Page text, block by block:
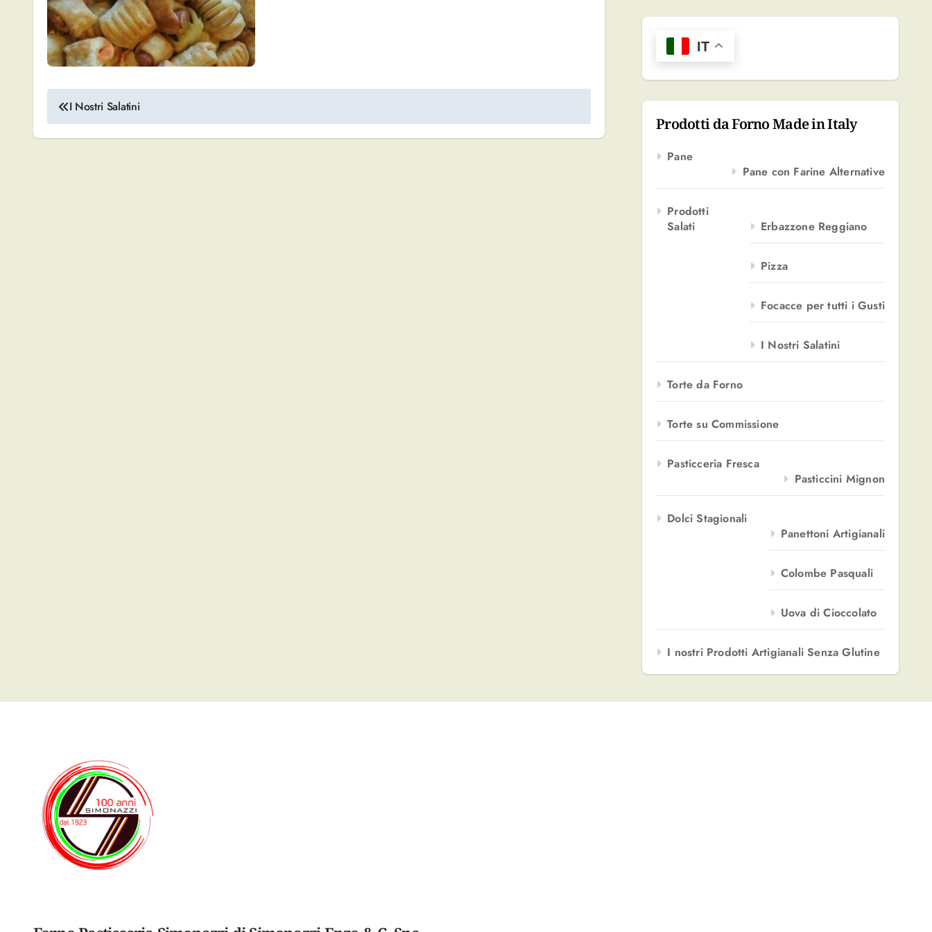
Navigazione
articoli
I Nostri Salatini
:
IT
Prodotti da Forno Made in Italy
Pane
Pane con Farine Alternative
Prodotti
Salati
Erbazzone Reggiano
Pizza
Focacce per tutti i Gusti
I Nostri Salatini
Torte da Forno
Torte su Commissione
Pasticceria Fresca
Pasticcini Mignon
Dolci Stagionali
Panettoni Artigianali
Colombe Pasquali
Uova di Cioccolato
I nostri Prodotti Artigianali Senza Glutine